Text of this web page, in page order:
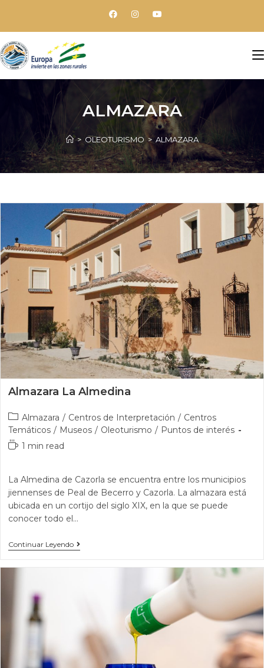
ALMAZARA
> OLEOTURISMO > ALMAZARA
Almazara La Almedina
Almazara / Centros de Interpretación / Centros
Temáticos / Museos / Oleoturismo / Puntos de interés
1 min read
La Almedina de Cazorla se encuentra entre los municipios
jiennenses de Peal de Becerro y Cazorla. La almazara está
ubicada en un cortijo del siglo XIX, en la que se puede
conocer todo el…
Continuar Leyendo